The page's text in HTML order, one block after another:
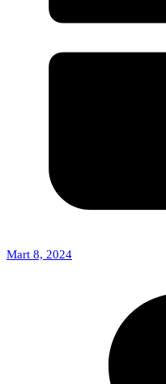
Mart 8, 2024